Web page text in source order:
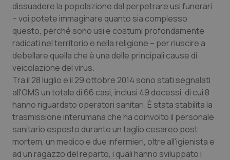
dissuadere la popolazione dal perpetrare usi funerari
– voi potete immaginare quanto sia complesso
questo, perché sono usi e costumi profondamente
radicati nel territorio e nella religione – per riuscire a
debellare quella che è una delle principali cause di
veicolazione del virus.
Tra il 28 luglio e il 29 ottobre 2014 sono stati segnalati
all'OMS un totale di 66 casi, inclusi 49 decessi, di cui 8
hanno riguardato operatori sanitari. È stata stabilita la
trasmissione interumana che ha coinvolto il personale
sanitario esposto durante un taglio cesareo post
mortem, un medico e due infermieri, oltre all'igienista e
ad un ragazzo del reparto, i quali hanno sviluppato i